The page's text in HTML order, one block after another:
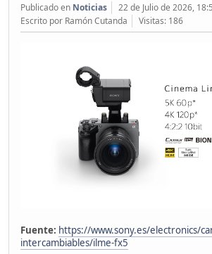
Publicado en Noticias
22 de Julio de 2026,
Escrito por Ramón Cutanda
Visitas: 186
Fuente: https://www.sony.es/electronics/
intercambiables/ilme-fx5